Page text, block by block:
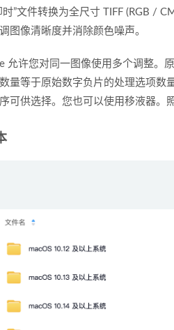
时”文件转换为全尺寸 TIFF (RGB /
图像清晰度并消除颜色噪声。
允许您对同一图像使用多个调整。
量等于原始数字负片的处理选项数
可供选择。您也可以使用移液器。